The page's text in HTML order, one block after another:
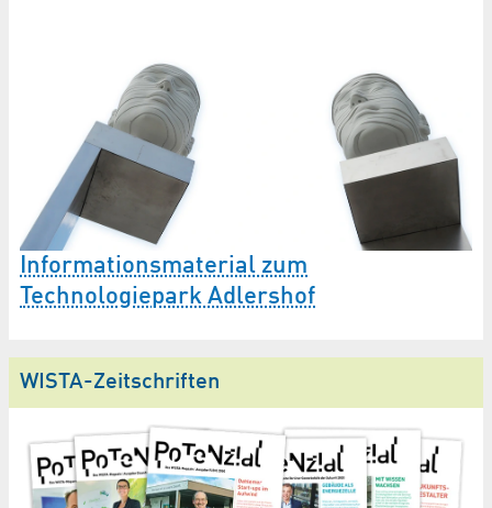
Informationsmaterial zum
Technologiepark Adlershof
WISTA-Zeitschriften